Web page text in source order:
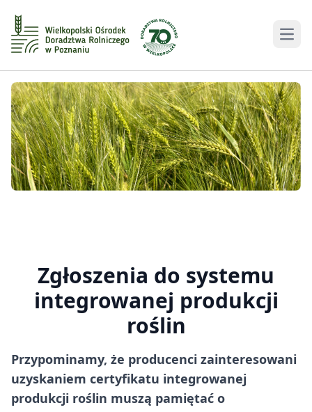
Zgłoszenia do systemu
integrowanej produkcji
roślin
Przypominamy, że producenci zainteresowani
uzyskaniem certyfikatu integrowanej
produkcji roślin muszą pamiętać o